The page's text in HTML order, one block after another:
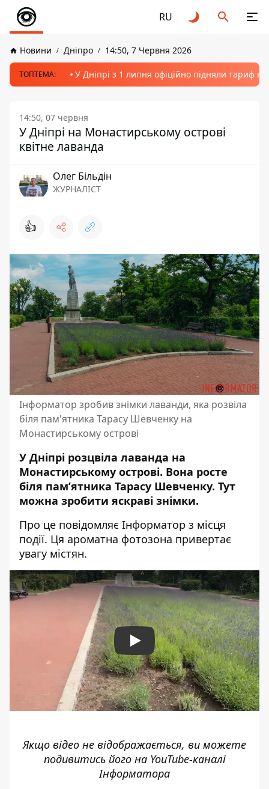
RU
Новини Дніпро 14:50, 7 Червня 2026
ТОПТЕМА: У Дніпрі з 1 липня офіційно підняли тариф
14:50, 07 червня
У Дніпрі на Монастирському острові
квітне лаванда
Олег Більдін
ЖУРНАЛІСТ
👍
Інформатор зробив знімки лаванди, яка розвіла
біля пам'ятника Тарасу Шевченку на
Монастирському острові
У Дніпрі розцвіла лаванда на
Монастирському острові. Вона росте
біля пам’ятника Тарасу Шевченку. Тут
можна зробити яскраві знімки.
Про це повідомляє Інформатор з місця
події. Ця ароматна фотозона привертає
увагу містян.
Play
Якщо відео не відображається, ви можете
подивитись його на YouTube-каналі
Інформатора